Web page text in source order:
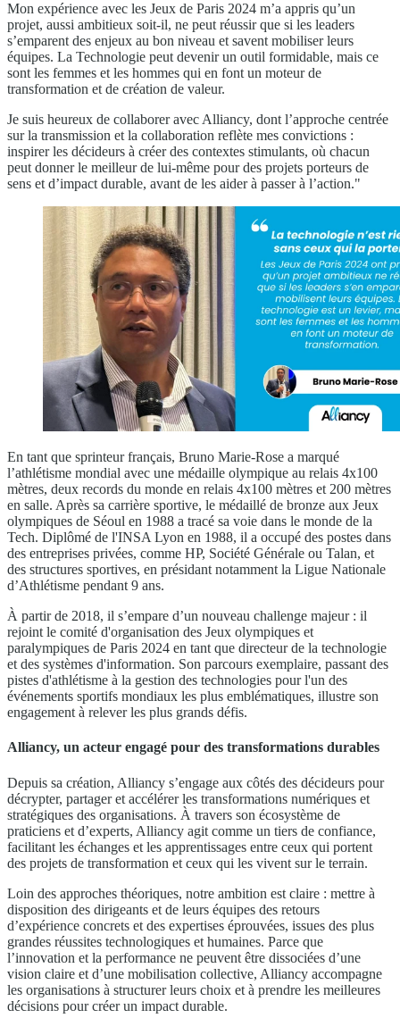
Mon expérience avec les Jeux de Paris 2024 m’a appris qu’un
projet, aussi ambitieux soit-il, ne peut réussir que si les leaders
s’emparent des enjeux au bon niveau et savent mobiliser leurs
équipes. La Technologie peut devenir un outil formidable, mais ce
sont les femmes et les hommes qui en font un moteur de
transformation et de création de valeur.
Je suis heureux de collaborer avec Alliancy, dont l’approche centrée
sur la transmission et la collaboration reflète mes convictions :
inspirer les décideurs à créer des contextes stimulants, où chacun
peut donner le meilleur de lui-même pour des projets porteurs de
sens et d’impact durable, avant de les aider à passer à l’action."
En tant que sprinteur français, Bruno Marie-Rose a marqué
l’athlétisme mondial avec une médaille olympique au relais 4x100
mètres, deux records du monde en relais 4x100 mètres et 200 mètres
en salle. Après sa carrière sportive, le médaillé de bronze aux Jeux
olympiques de Séoul en 1988 a tracé sa voie dans le monde de la
Tech. Diplômé de l'INSA Lyon en 1988, il a occupé des postes dans
des entreprises privées, comme HP, Société Générale ou Talan, et
des structures sportives, en présidant notamment la Ligue Nationale
d’Athlétisme pendant 9 ans.
À partir de 2018, il s’empare d’un nouveau challenge majeur : il
rejoint le comité d'organisation des Jeux olympiques et
paralympiques de Paris 2024 en tant que directeur de la technologie
et des systèmes d'information. Son parcours exemplaire, passant des
pistes d'athlétisme à la gestion des technologies pour l'un des
événements sportifs mondiaux les plus emblématiques, illustre son
engagement à relever les plus grands défis.
Alliancy, un acteur engagé pour des transformations durables
Depuis sa création, Alliancy s’engage aux côtés des décideurs pour
décrypter, partager et accélérer les transformations numériques et
stratégiques des organisations. À travers son écosystème de
praticiens et d’experts, Alliancy agit comme un tiers de confiance,
facilitant les échanges et les apprentissages entre ceux qui portent
des projets de transformation et ceux qui les vivent sur le terrain.
Loin des approches théoriques, notre ambition est claire : mettre à
disposition des dirigeants et de leurs équipes des retours
d’expérience concrets et des expertises éprouvées, issues des plus
grandes réussites technologiques et humaines. Parce que
l’innovation et la performance ne peuvent être dissociées d’une
vision claire et d’une mobilisation collective, Alliancy accompagne
les organisations à structurer leurs choix et à prendre les meilleures
décisions pour créer un impact durable.